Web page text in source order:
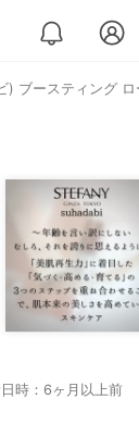
) ブースティング
時：6ヶ月以上前